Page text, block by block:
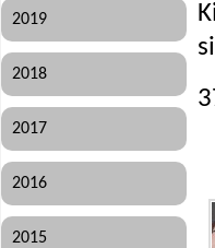
2019
2018
2017
2016
2015